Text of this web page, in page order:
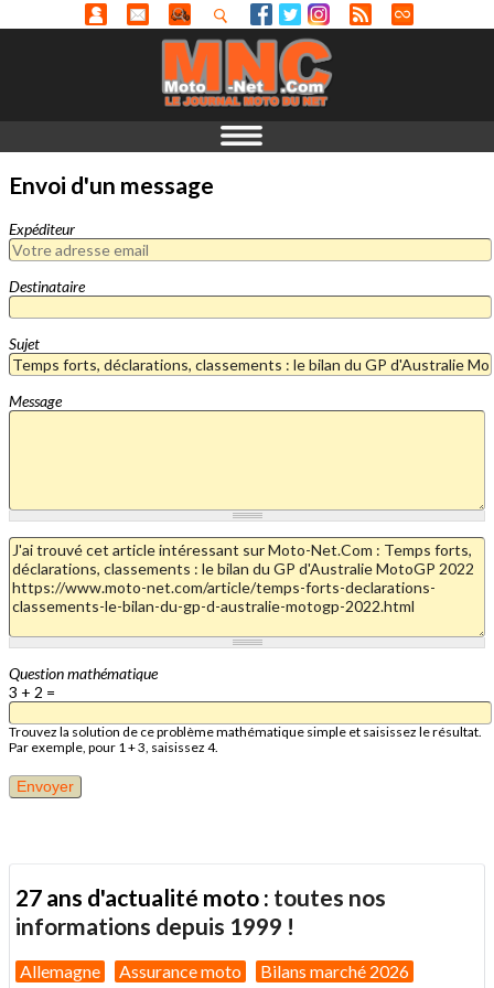
Envoi d'un message
Expéditeur
Destinataire
Sujet
Message
Question mathématique
3 + 2 =
Trouvez la solution de ce problème mathématique simple et saisissez le résultat.
Par exemple, pour 1 + 3, saisissez 4.
27 ans d'actualité moto : toutes nos
informations depuis 1999 !
Allemagne Assurance moto Bilans marché 2026